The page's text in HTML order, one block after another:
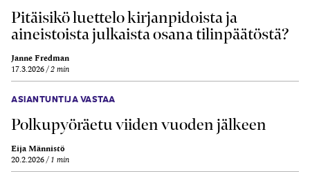
Pitäisikö luettelo kirjanpidoista ja
aineistoista julkaista osana tilinpäätöstä?
Janne Fredman
17.3.2026 2 min
ASIANTUNTIJA VASTAA
Polkupyöräetu viiden vuoden jälkeen
Eija Männistö
20.2.2026 1 min